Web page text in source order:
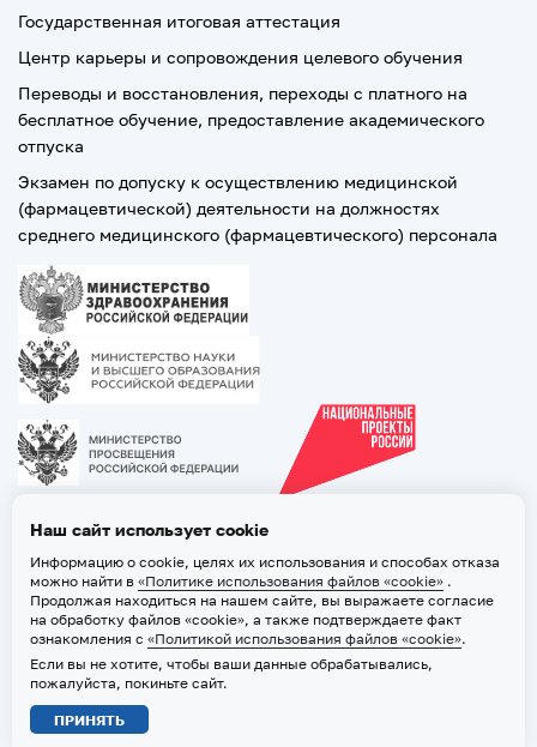
Государственная итоговая аттестация
Центр карьеры и сопровождения целевого обучения
Переводы и восстановления, переходы с платного на
бесплатное обучение, предоставление академического
отпуска
Экзамен по допуску к осуществлению медицинской
(фармацевтической) деятельности на должностях
среднего медицинского (фармацевтического) персонала
2026 © ТВГМУ. Все права защищены
Политика обработки персональных данных
Политика использования файлов «cookie»
Наш сайт использует cookie
Информацию о cookie, целях их использования и способах отказа
можно найти в «Политике использования файлов «cookie» .
Продолжая находиться на нашем сайте, вы выражаете согласие
на обработку файлов «cookie», а также подтверждаете факт
ознакомления с «Политикой использования файлов «cookie».
Если вы не хотите, чтобы ваши данные обрабатывались,
пожалуйста, покиньте сайт.
ПРИНЯТЬ